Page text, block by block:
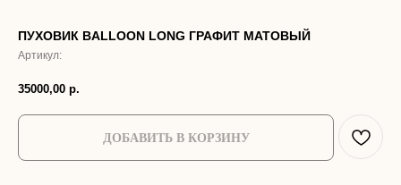
ПУХОВИК BALLOON LONG ГРАФИТ МАТОВЫЙ
Артикул:
35000,00 р.
ДОБАВИТЬ В КОРЗИНУ